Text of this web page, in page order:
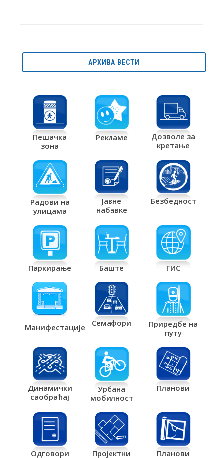
АРХИВА ВЕСТИ
Пешачка
зона
Рекламе
Дозволе за
кретање
Радови на
улицама
Јавне
набавке
Безбедност
Паркирање Баште ГИС
Манифестације Семафори
Приредбе на
путу
Динамички
саобраћај
Урбана
мобилност
Планови
Одговори
Пројектни
Планови